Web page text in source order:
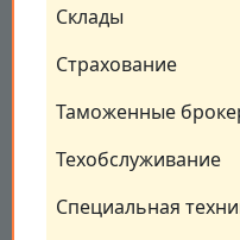
Склады
Страхование
Таможенные
Техобслуживание
Специальная